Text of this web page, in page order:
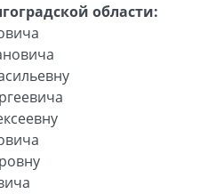
области: